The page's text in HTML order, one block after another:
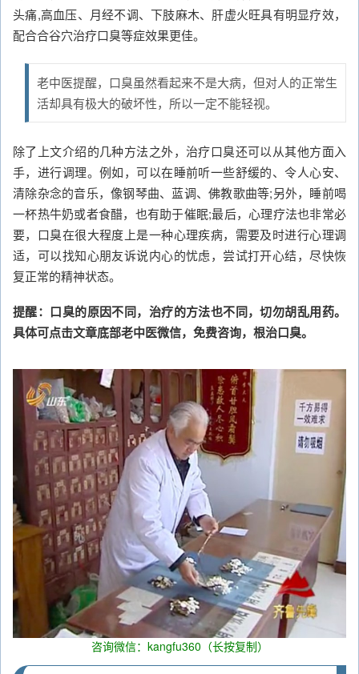
头痛,高血压、月经不调、下肢麻木、肝虚火旺具有明显疗效，
配合合谷穴治疗口臭等症效果更佳。
老中医提醒，口臭虽然看起来不是大病，但对人的正常生
活却具有极大的破坏性，所以一定不能轻视。
除了上文介绍的几种方法之外，治疗口臭还可以从其他方面入
手，进行调理。例如，可以在睡前听一些舒缓的、令人心安、
清除杂念的音乐，像钢琴曲、蓝调、佛教歌曲等;另外，睡前喝
一杯热牛奶或者食醋，也有助于催眠;最后，心理疗法也非常必
要，口臭在很大程度上是一种心理疾病，需要及时进行心理调
适，可以找知心朋友诉说内心的忧虑，尝试打开心结，尽快恢
复正常的精神状态。
提醒：口臭的原因不同，治疗的方法也不同，切勿胡乱用药。
具体可点击文章底部老中医微信，免费咨询，根治口臭。
咨询微信：kangfu360（长按复制）